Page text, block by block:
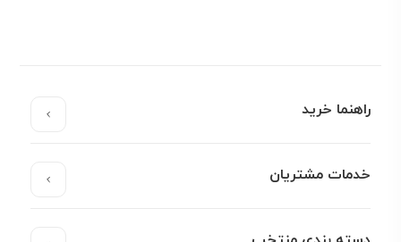
N’Fera RU5
Eurovis HP
راهنما خرید
خدمات مشتریان